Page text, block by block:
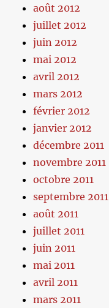
août 2012
juillet 2012
juin 2012
mai 2012
avril 2012
mars 2012
février 2012
janvier 2012
décembre 2011
novembre 2011
octobre 2011
septembre 2011
août 2011
juillet 2011
juin 2011
mai 2011
avril 2011
mars 2011